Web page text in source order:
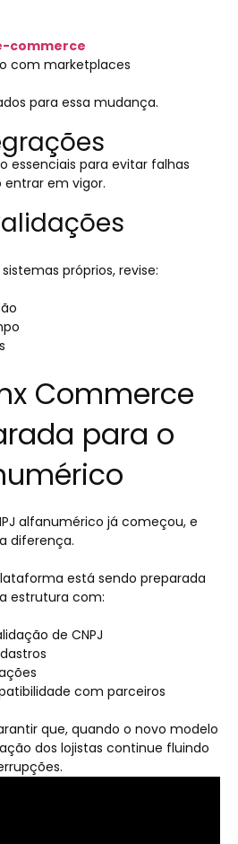
commerce
com marketplaces
para essa mudança.
essenciais para evitar falhas
em vigor.
próprios, revise:
Commerce
para o
alfanumérico já começou, e
diferença.
está sendo preparada
estrutura com:
de CNPJ
com parceiros
que, quando o novo modelo
dos lojistas continue fluindo